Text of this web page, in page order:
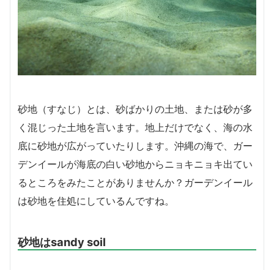
砂地（すなじ）とは、砂ばかりの土地、または砂が多
く混じった土地を言います。地上だけでなく、海の水
底に砂地が広がっていたりします。沖縄の海で、ガー
デンイールが海底の白い砂地からニョキニョキ出てい
るところをみたことがありませんか？ガーデンイール
は砂地を住処にしているんですね。
砂地はsandy soil